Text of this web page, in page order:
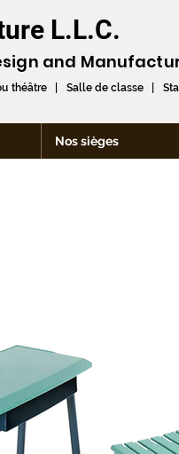
L.L.C.
and
théâtre | Salle de classe |
Nos sièges